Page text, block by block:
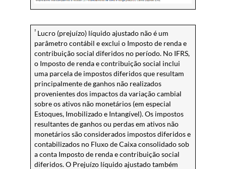
²Lucro (prejuízo) líquido ajustado não é um
parâmetro contábil e exclui o Imposto de renda e
contribuição social diferidos no período. No IFRS,
o Imposto de renda e contribuição social inclui
uma parcela de impostos diferidos que resultam
principalmente de ganhos não realizados
provenientes dos impactos da variação cambial
sobre os ativos não monetários (em especial
Estoques, Imobilizado e Intangível). Os impostos
resultantes de ganhos ou perdas em ativos não
monetários são considerados impostos diferidos e
contabilizados no Fluxo de Caixa consolidado sob
a conta Imposto de renda e contribuição social
diferidos. O Prejuízo líquido ajustado também